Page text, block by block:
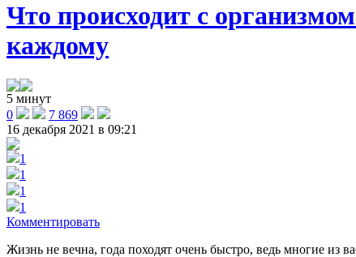
Что происходит с
каждому
5 минут
0
7 869
16 декабря 2021 в 09:21
1
1
1
1
Комментировать
Жизнь не вечна, года походят очень быстро, ведь многие из